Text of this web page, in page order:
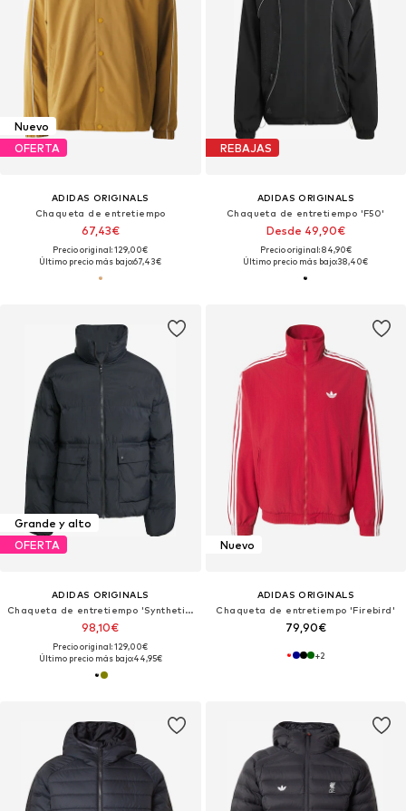
Nuevo
OFERTA
ADIDAS ORIGINALS
Chaqueta de entretiempo
67,43€
Precio original: 129,00€
Último precio más bajo:67,43€
REBAJAS
ADIDAS ORIGINALS
Chaqueta de entretiempo 'F50'
Desde 49,90€
Precio original: 84,90€
Último precio más bajo:38,40€
Grande y alto
OFERTA
ADIDAS ORIGINALS
Chaqueta de entretiempo 'Synthetic Down'
98,10€
Precio original: 129,00€
Último precio más bajo:44,95€
Nuevo
ADIDAS ORIGINALS
Chaqueta de entretiempo 'Firebird'
79,90€
+2